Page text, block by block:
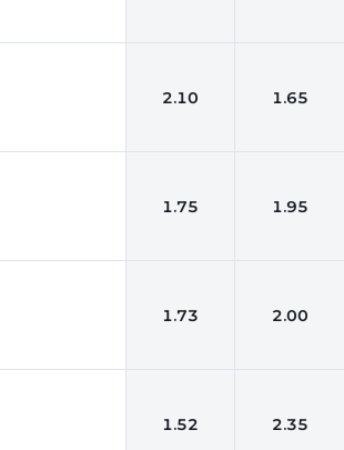
2.10 1.65
1.75 1.95
1.73 2.00
1.52 2.35